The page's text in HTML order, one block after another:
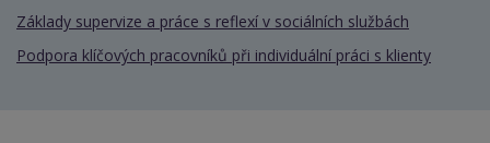
Základy supervize a práce s reflexí v sociálních službách
Podpora klíčových pracovníků při individuální práci s klienty